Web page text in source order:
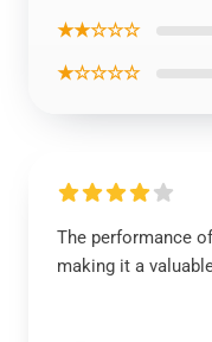
★★☆☆☆
★☆☆☆☆
The performance
making it a